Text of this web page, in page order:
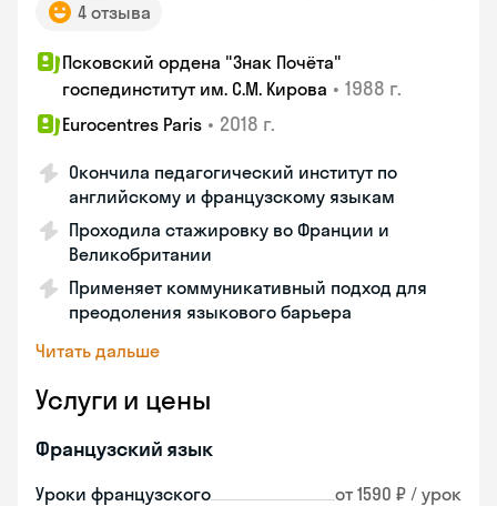
4 отзыва
Псковский ордена "Знак Почёта"
госпединститут им. С.М. Кирова • 1988 г.
Eurocentres Paris • 2018 г.
Окончила педагогический институт по
английскому и французскому языкам
Проходила стажировку во Франции и
Великобритании
Применяет коммуникативный подход для
преодоления языкового барьера
Читать дальше
Услуги и цены
Французский язык
Уроки французского от 1590 ₽ / урок